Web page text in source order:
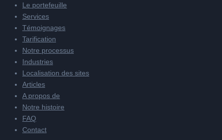
Le portefeuille
Services
Témoignages
Tarification
Notre processus
Industries
Localisation des sites
Articles
A propos de
Notre histoire
FAQ
Contact